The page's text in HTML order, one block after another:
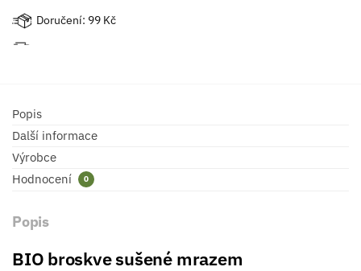
Doručení: 99 Kč
Popis
Další informace
Výrobce
Hodnocení
0
Popis
BIO broskve sušené mrazem